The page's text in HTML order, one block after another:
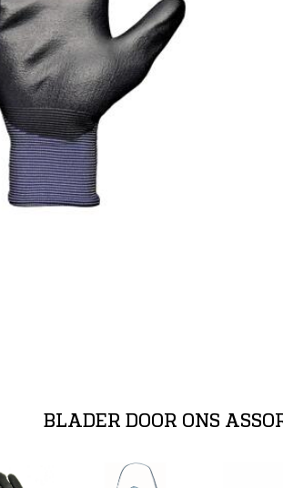
BLADER DOOR ONS